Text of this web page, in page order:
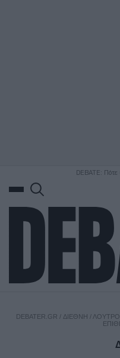
DEBATE: Πότε
DEBATER.GR / ΔΙΕΘΝΗ / ΛΟΥΤΡΌ